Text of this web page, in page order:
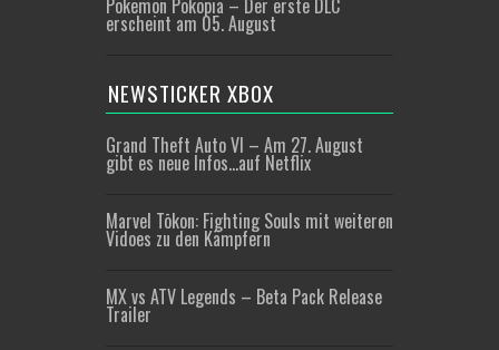
Pokemon Pokopia – Der erste DLC
erscheint am 05. August
NEWSTICKER XBOX
Grand Theft Auto VI – Am 27. August
gibt es neue Infos…auf Netflix
Marvel Tōkon: Fighting Souls mit weiteren
Vidoes zu den Kämpfern
MX vs ATV Legends – Beta Pack Release
Trailer